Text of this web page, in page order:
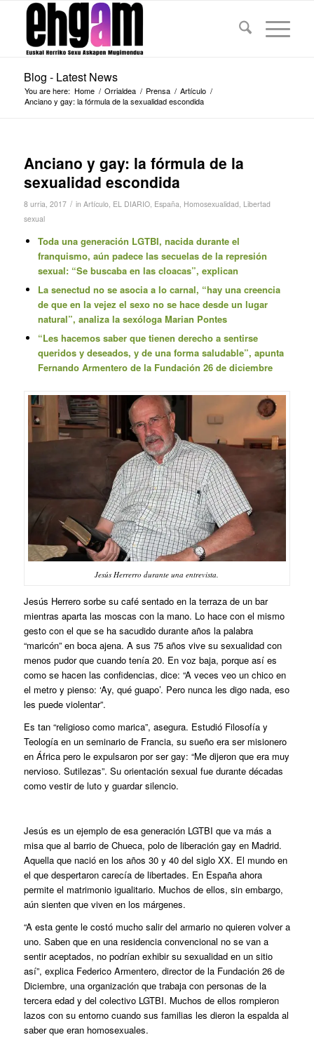
Blog - Latest News
You are here: Home / Orrialdea / Prensa / Artículo /
Anciano y gay: la fórmula de la sexualidad escondida
Anciano y gay: la fórmula de la
sexualidad escondida
8 urria, 2017 / in Artículo, EL DIARIO, España, Homosexualidad, Libertad
sexual
Toda una generación LGTBI, nacida durante el
franquismo, aún padece las secuelas de la represión
sexual: “Se buscaba en las cloacas”, explican
La senectud no se asocia a lo carnal, “hay una creencia
de que en la vejez el sexo no se hace desde un lugar
natural”, analiza la sexóloga Marian Pontes
“Les hacemos saber que tienen derecho a sentirse
queridos y deseados, y de una forma saludable”, apunta
Fernando Armentero de la Fundación 26 de diciembre
Jesús Herrerro durante una entrevista.
Jesús Herrero sorbe su café sentado en la terraza de un bar
mientras aparta las moscas con la mano. Lo hace con el mismo
gesto con el que se ha sacudido durante años la palabra
“maricón” en boca ajena. A sus 75 años vive su sexualidad con
menos pudor que cuando tenía 20. En voz baja, porque así es
como se hacen las confidencias, dice: “A veces veo un chico en
el metro y pienso: ‘Ay, qué guapo’. Pero nunca les digo nada, eso
les puede violentar”.
Es tan “religioso como marica”, asegura. Estudió Filosofía y
Teología en un seminario de Francia, su sueño era ser misionero
en África pero le expulsaron por ser gay: “Me dijeron que era muy
nervioso. Sutilezas”. Su orientación sexual fue durante décadas
como vestir de luto y guardar silencio.
Jesús es un ejemplo de esa generación LGTBI que va más a
misa que al barrio de Chueca, polo de liberación gay en Madrid.
Aquella que nació en los años 30 y 40 del siglo XX. El mundo en
el que despertaron carecía de libertades. En España ahora
permite el matrimonio igualitario. Muchos de ellos, sin embargo,
aún sienten que viven en los márgenes.
“A esta gente le costó mucho salir del armario no quieren volver a
uno. Saben que en una residencia convencional no se van a
sentir aceptados, no podrían exhibir su sexualidad en un sitio
así”, explica Federico Armentero, director de la Fundación 26 de
Diciembre, una organización que trabaja con personas de la
tercera edad y del colectivo LGTBI. Muchos de ellos rompieron
lazos con su entorno cuando sus familias les dieron la espalda al
saber que eran homosexuales.